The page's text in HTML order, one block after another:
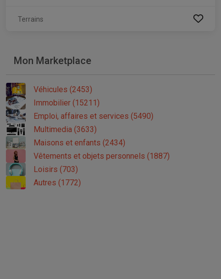
Terrains
Mon Marketplace
Véhicules (2453)
Immobilier (15211)
Emploi, affaires et services (5490)
Multimedia (3633)
Maisons et enfants (2434)
Vêtements et objets personnels (1887)
Loisirs (703)
Autres (1772)